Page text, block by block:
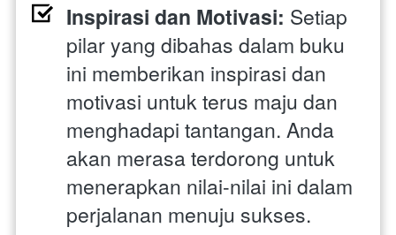
Inspirasi dan Motivasi: Setiap
pilar yang dibahas dalam buku
ini memberikan inspirasi dan
motivasi untuk terus maju dan
menghadapi tantangan. Anda
akan merasa terdorong untuk
menerapkan nilai-nilai ini dalam
perjalanan menuju sukses.